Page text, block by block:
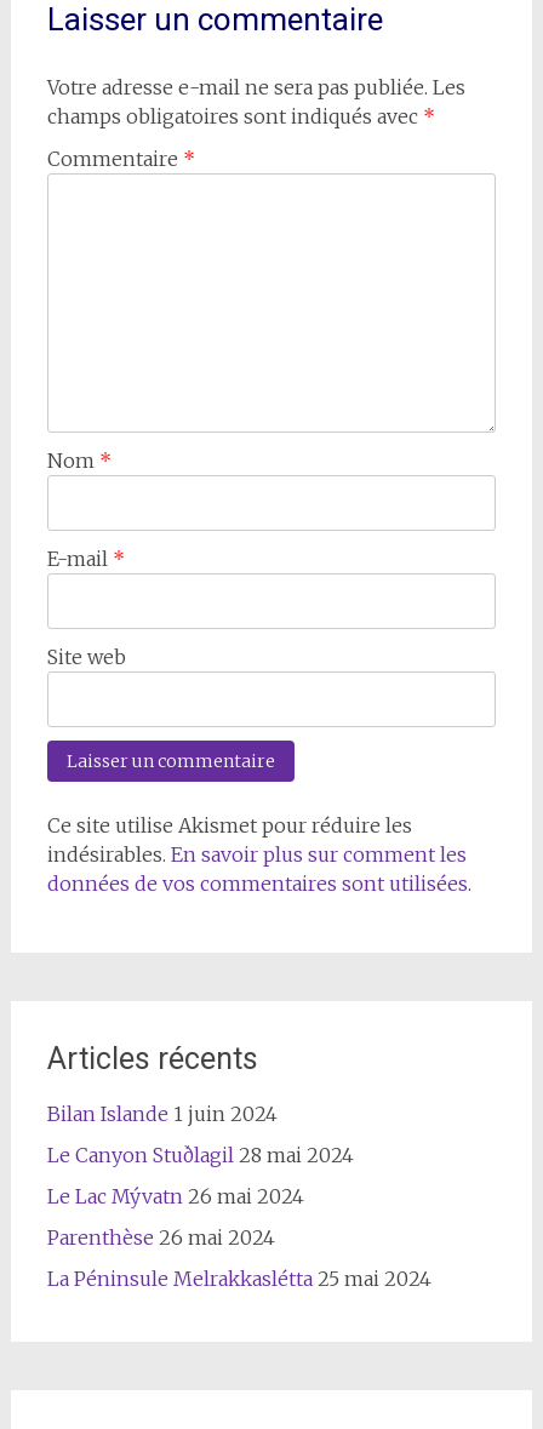
Laisser un commentaire
Votre adresse e-mail ne sera pas publiée. Les
champs obligatoires sont indiqués avec *
Commentaire *
Nom *
E-mail *
Site web
Ce site utilise Akismet pour réduire les
indésirables. En savoir plus sur comment les
données de vos commentaires sont utilisées.
Articles récents
Bilan Islande 1 juin 2024
Le Canyon Stuðlagil 28 mai 2024
Le Lac Mývatn 26 mai 2024
Parenthèse 26 mai 2024
La Péninsule Melrakkaslétta 25 mai 2024